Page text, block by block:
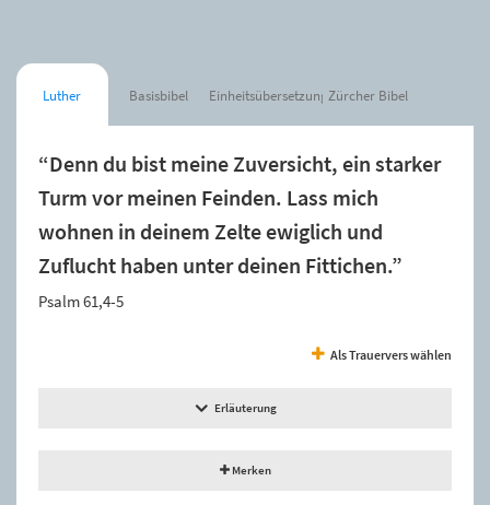
Luther Basisbibel Einheitsübersetzung Zürcher Bibel
“Denn du bist meine Zuversicht, ein starker
Turm vor meinen Feinden. Lass mich
wohnen in deinem Zelte ewiglich und
Zuflucht haben unter deinen Fittichen.”
Psalm 61,4-5
Als Trauervers wählen
Erläuterung
Merken